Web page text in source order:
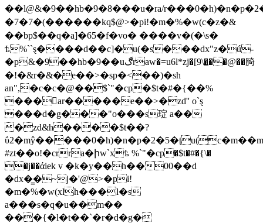
��l@&�9��hb�9�8���u�ra/
�7�7�(������kq$@>�pi!�m�%�w(c�z�&
��bp$��q�a]�65�f�vo� ����v�(�\s�
ѣ%``ȿ����d��c]�u(�s���dx"z�ú-
�p&�9��hb�9��uڰraw�=u6l*zj�[9\�̳��@��䐀
�!�&r�&�e��>�sp�<��)�sh
an",�c�c�@��$`"�cp�$t�#�{��%
���ar�����e��>�zd'' o`ȿ
���d�g���"o���s琔 a��
�zd&h����$t��?
#zt��o!�crra�իw`xѣ %`"�cp�$t�#�{\�
�j��άiek v �k�y��h��00��d
�dx�̳�~j�'@>�pi!
�m�%�w(xlh���l�s
a���s�q�u��m��
���{�l�t��`�r�d�g�